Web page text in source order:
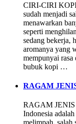
CIRI-CIRI
sudah menjadi
menawarkan
seperti
sedang bekerja,
aromanya yang
mempunyai
bubuk kopi …
RAGAM
RAGAM
Indonesia
melimpah, salah